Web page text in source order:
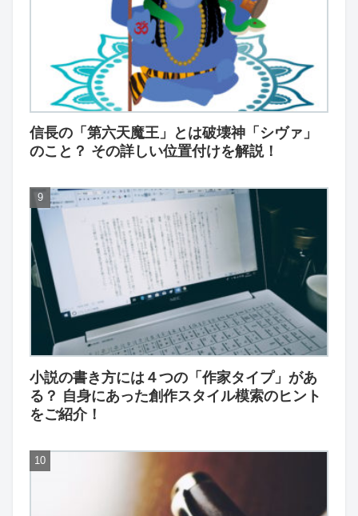
信長の「第六天魔王」とは破壊神「シヴァ」
のこと？ その詳しい位置付けを解説！
小説の書き方には４つの「作家タイプ」があ
る？ 自身にあった創作スタイル模索のヒント
をご紹介！